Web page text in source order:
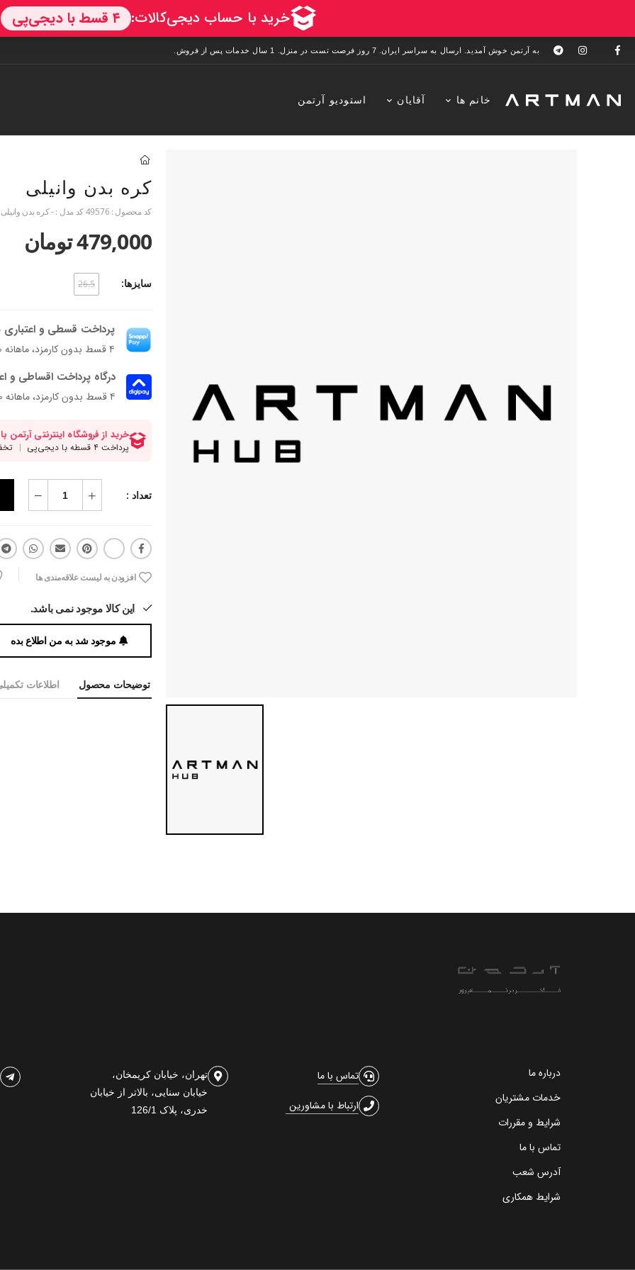
به آرتمن خوش آمدید. ارسال به سراسر ایران. 7 روز فرصت تست در منزل. 1 سال خدمات پس از فروش.
خانم ها آقایان استودیو آرتمن
کره بدن وانیلی
کد محصول : 49576کد مدل :- کره بدن وانیلی
479,000 تومان
سایزها: 26.5
پرداخت قسطی و اعتباری
۴ قسط بدون کارمزد، ماهانه ۱۱۹٬۷۵۰ تومان
درگاه پرداخت اقساطی و
۴ قسط بدون کارمزد، ماهانه 119,750 تومان
تعداد :
افزودن به لیست علاقه‌مندی ها
این کالا موجود نمی باشد.
موجود شد به من اطلاع بده
توضیحات محصول اطلاعات
درباره ما
خدمات مشتریان
شرایط و مقررات
تماس با ما
آدرس شعب
شرایط همکاری
تماس با ما
ارتباط با مشاورین
تهران، خیابان کریمخان،
خیابان سنایی، بالاتر از خیابان
خدری، پلاک 126/1